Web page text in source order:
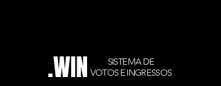
.WIN
SISTEMA DE
VOTOS E INGRESSOS